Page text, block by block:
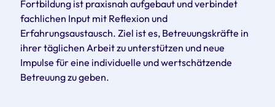
Fortbildung ist praxisnah aufgebaut und verbindet
fachlichen Input mit Reflexion und
Erfahrungsaustausch. Ziel ist es, Betreuungskräfte in
ihrer täglichen Arbeit zu unterstützen und neue
Impulse für eine individuelle und wertschätzende
Betreuung zu geben.